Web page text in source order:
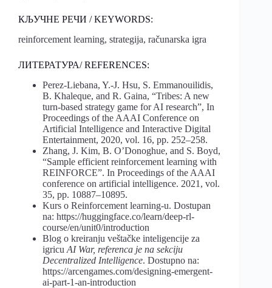
КЉУЧНЕ РЕЧИ / KEYWORDS:
reinforcement learning, strategija, računarska igra
ЛИТЕРАТУРА/ REFERENCES:
Perez-Liebana, Y.-J. Hsu, S. Emmanouilidis,
B. Khaleque, and R. Gaina, “Tribes: A new
turn-based strategy game for AI research”, In
Proceedings of the AAAI Conference on
Artificial Intelligence and Interactive Digital
Entertainment, 2020, vol. 16, pp. 252–258.
Zhang, J. Kim, B. O’Donoghue, and S. Boyd,
“Sample efficient reinforcement learning with
REINFORCE”. In Proceedings of the AAAI
conference on artificial intelligence. 2021, vol.
35, pp. 10887–10895.
Kurs o Reinforcement learning-u. Dostupan
na: https://huggingface.co/learn/deep-rl-
course/en/unit0/introduction
Blog o kreiranju veštačke inteligencije za
igricu AI War, referenca je na sekciju
Decentralized Intelligence. Dostupno na:
https://arcengames.com/designing-emergent-
ai-part-1-an-introduction